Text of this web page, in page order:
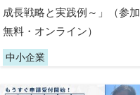
成長戦略と実践例～」（参加
無料・オンライン）
中小企業